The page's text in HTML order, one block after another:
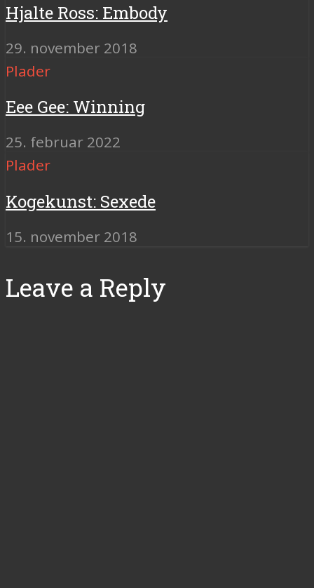
Hjalte Ross: Embody
29. november 2018
Plader
Eee Gee: Winning
25. februar 2022
Plader
Kogekunst: Sexede
15. november 2018
Leave a Reply